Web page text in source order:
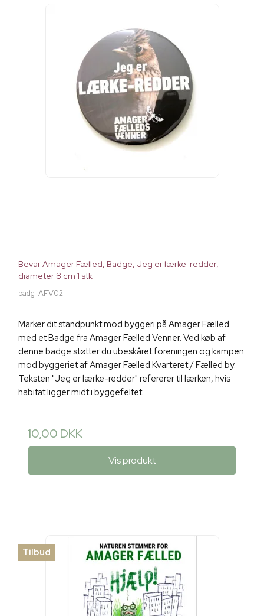
Bevar Amager Fælled, Badge, Jeg er lærke-redder,
diameter 8 cm 1 stk
badg-AFV02
Marker dit standpunkt mod byggeri på Amager Fælled
med et Badge fra Amager Fælled Venner. Ved køb af
denne badge støtter du ubeskåret foreningen og kampen
mod byggeriet af Amager Fælled Kvarteret / Fælled by.
Teksten "Jeg er lærke-redder" refererer til lærken, hvis
habitat ligger midt i byggefeltet.
10,00 DKK
Vis produkt
Tilbud